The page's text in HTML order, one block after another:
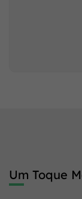
Um Toque